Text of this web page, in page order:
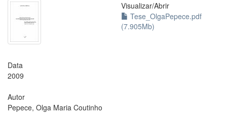
Visualizar/Abrir
Tese_OlgaPepece.pdf
(7.905Mb)
Data
2009
Autor
Pepece, Olga Maria Coutinho